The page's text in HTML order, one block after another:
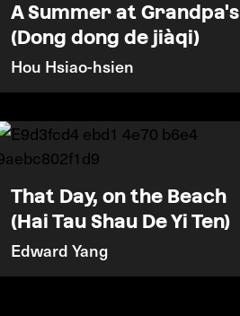
A Summer at Grandpa's
(Dong dong de jiàqi)
Hou Hsiao-hsien
That Day, on the Beach
(Hai Tau Shau De Yi Ten)
Edward Yang